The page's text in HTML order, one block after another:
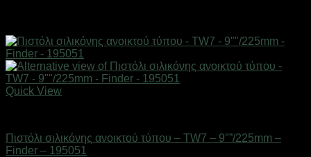
Quick View
Πιστόλι σιλικόνης ανοικτού τύπου – TW7 – 9″”/225mm –
Finder – 195051